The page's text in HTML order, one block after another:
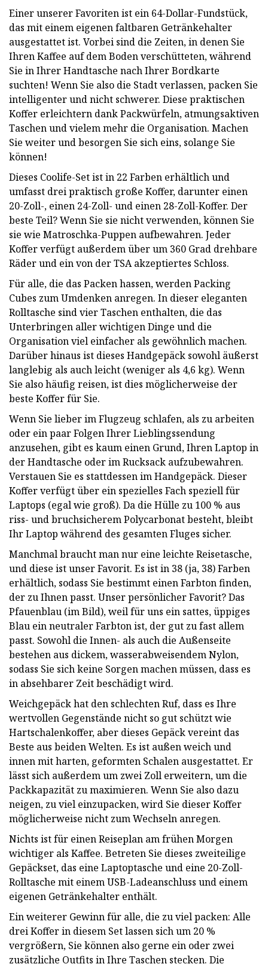
Einer unserer Favoriten ist ein 64-Dollar-Fundstück,
das mit einem eigenen faltbaren Getränkehalter
ausgestattet ist. Vorbei sind die Zeiten, in denen Sie
Ihren Kaffee auf dem Boden verschütteten, während
Sie in Ihrer Handtasche nach Ihrer Bordkarte
suchten! Wenn Sie also die Stadt verlassen, packen Sie
intelligenter und nicht schwerer. Diese praktischen
Koffer erleichtern dank Packwürfeln, atmungsaktiven
Taschen und vielem mehr die Organisation. Machen
Sie weiter und besorgen Sie sich eins, solange Sie
können!
Dieses Coolife-Set ist in 22 Farben erhältlich und
umfasst drei praktisch große Koffer, darunter einen
20-Zoll-, einen 24-Zoll- und einen 28-Zoll-Koffer. Der
beste Teil? Wenn Sie sie nicht verwenden, können Sie
sie wie Matroschka-Puppen aufbewahren. Jeder
Koffer verfügt außerdem über um 360 Grad drehbare
Räder und ein von der TSA akzeptiertes Schloss.
Für alle, die das Packen hassen, werden Packing
Cubes zum Umdenken anregen. In dieser eleganten
Rolltasche sind vier Taschen enthalten, die das
Unterbringen aller wichtigen Dinge und die
Organisation viel einfacher als gewöhnlich machen.
Darüber hinaus ist dieses Handgepäck sowohl äußerst
langlebig als auch leicht (weniger als 4,6 kg). Wenn
Sie also häufig reisen, ist dies möglicherweise der
beste Koffer für Sie.
Wenn Sie lieber im Flugzeug schlafen, als zu arbeiten
oder ein paar Folgen Ihrer Lieblingssendung
anzusehen, gibt es kaum einen Grund, Ihren Laptop in
der Handtasche oder im Rucksack aufzubewahren.
Verstauen Sie es stattdessen im Handgepäck. Dieser
Koffer verfügt über ein spezielles Fach speziell für
Laptops (egal wie groß). Da die Hülle zu 100 % aus
riss- und bruchsicherem Polycarbonat besteht, bleibt
Ihr Laptop während des gesamten Fluges sicher.
Manchmal braucht man nur eine leichte Reisetasche,
und diese ist unser Favorit. Es ist in 38 (ja, 38) Farben
erhältlich, sodass Sie bestimmt einen Farbton finden,
der zu Ihnen passt. Unser persönlicher Favorit? Das
Pfauenblau (im Bild), weil für uns ein sattes, üppiges
Blau ein neutraler Farbton ist, der gut zu fast allem
passt. Sowohl die Innen- als auch die Außenseite
bestehen aus dickem, wasserabweisendem Nylon,
sodass Sie sich keine Sorgen machen müssen, dass es
in absehbarer Zeit beschädigt wird.
Weichgepäck hat den schlechten Ruf, dass es Ihre
wertvollen Gegenstände nicht so gut schützt wie
Hartschalenkoffer, aber dieses Gepäck vereint das
Beste aus beiden Welten. Es ist außen weich und
innen mit harten, geformten Schalen ausgestattet. Er
lässt sich außerdem um zwei Zoll erweitern, um die
Packkapazität zu maximieren. Wenn Sie also dazu
neigen, zu viel einzupacken, wird Sie dieser Koffer
möglicherweise nicht zum Wechseln anregen.
Nichts ist für einen Reiseplan am frühen Morgen
wichtiger als Kaffee. Betreten Sie dieses zweiteilige
Gepäckset, das eine Laptoptasche und eine 20-Zoll-
Rolltasche mit einem USB-Ladeanschluss und einem
eigenen Getränkehalter enthält.
Ein weiterer Gewinn für alle, die zu viel packen: Alle
drei Koffer in diesem Set lassen sich um 20 %
vergrößern, Sie können also gerne ein oder zwei
zusätzliche Outfits in Ihre Taschen stecken. Die